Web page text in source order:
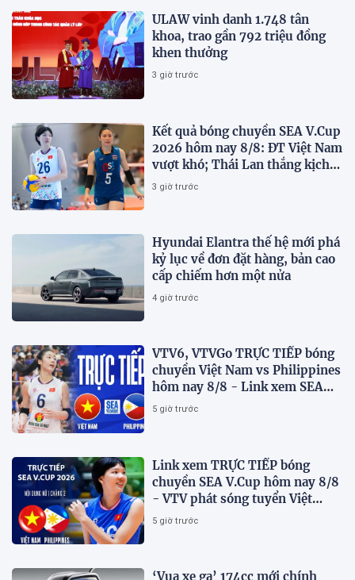
ULAW vinh danh 1.748 tân
khoa, trao gần 792 triệu đồng
khen thưởng
3 giờ trước
Kết quả bóng chuyền SEA V.Cup
2026 hôm nay 8/8: ĐT Việt Nam
vượt khó; Thái Lan thắng kịch
tính
3 giờ trước
Hyundai Elantra thế hệ mới phá
kỷ lục về đơn đặt hàng, bản cao
cấp chiếm hơn một nửa
4 giờ trước
VTV6, VTVGo TRỰC TIẾP bóng
chuyền Việt Nam vs Philippines
hôm nay 8/8 - Link xem SEA
V.Cup 2026 mới nhất
5 giờ trước
Link xem TRỰC TIẾP bóng
chuyền SEA V.Cup hôm nay 8/8
- VTV phát sóng tuyển Việt
Nam đấu Philippines
5 giờ trước
‘Vua xe ga’ 174cc mới chính